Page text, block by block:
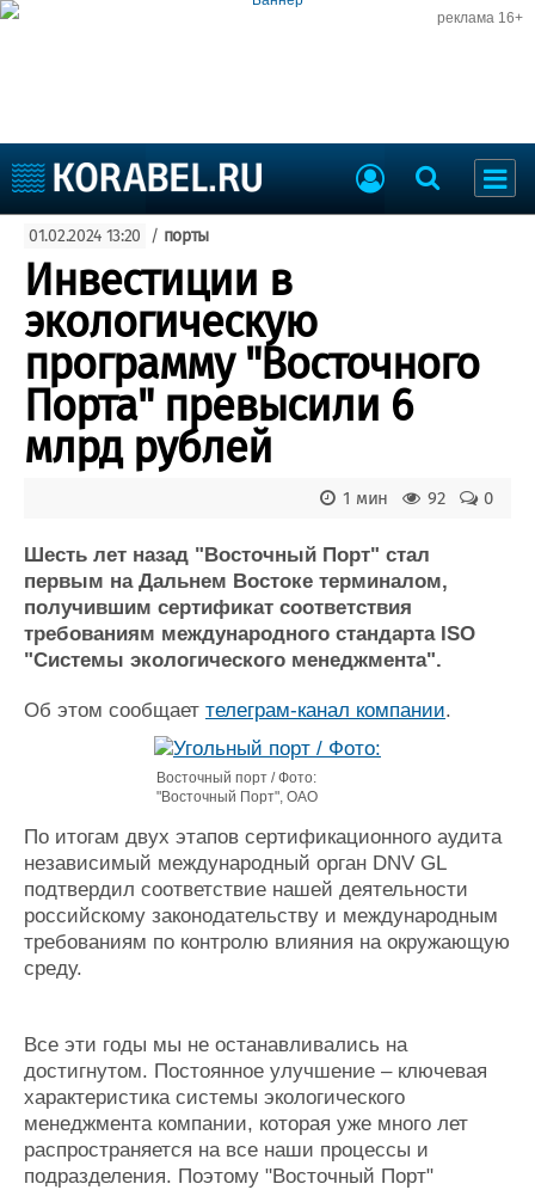
реклама 16+
Судоходство
Судоремонт
События
Порты
Образование
Яхты и катера
Еще
Судостроение
Компании
Репутация
Работа
Крюинг
Реклама
Доска объявлений
Оборудование
Изделия
Материалы
Услуги
Личности
Словарь
Флот
Форум
Отзывы
Все службы
01.02.2024 13:20 / порты
Инвестиции в
экологическую
программу "Восточного
Порта" превысили 6
млрд рублей
0
92
1 мин
Шесть лет назад "Восточный Порт" стал
первым на Дальнем Востоке терминалом,
получившим сертификат соответствия
требованиям международного стандарта ISO
"Системы экологического менеджмента".
Об этом сообщает телеграм-канал компании.
Восточный порт / Фото:
"Восточный Порт", ОАО
По итогам двух этапов сертификационного аудита
независимый международный орган DNV GL
подтвердил соответствие нашей деятельности
российскому законодательству и международным
требованиям по контролю влияния на окружающую
среду.
Все эти годы мы не останавливались на
достигнутом. Постоянное улучшение – ключевая
характеристика системы экологического
менеджмента компании, которая уже много лет
распространяется на все наши процессы и
подразделения. Поэтому "Восточный Порт"